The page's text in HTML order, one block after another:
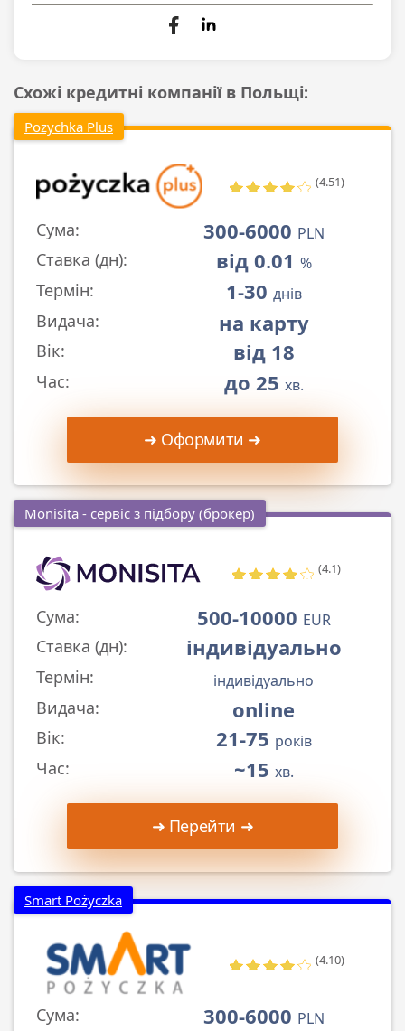
Схожі кредитні компанії в Польщі:
Pozychka Plus
(4.51)
Сума: 300-6000 PLN
Ставка (дн): від 0.01 %
Термін: 1-30 днів
Видача: на карту
Вік: від 18
Час: до 25 хв.
➜ Оформити ➜
Monisita - сервіс з підбору (брокер)
(4.1)
Сума: 500-10000 EUR
Ставка (дн): індивідуально
Термін: індивідуально
Видача: online
Вік: 21-75 років
Час: ~15 хв.
➜ Перейти ➜
Smart Pożyczka
(4.10)
Сума: 300-6000 PLN